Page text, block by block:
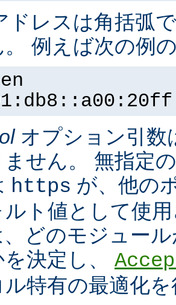
ドレスは角括弧
。 例えば次の例
オプション引数
せん。 無指定
https が、他の
ルト値として使
どのモジュー
決定し、
ル特有の最適化